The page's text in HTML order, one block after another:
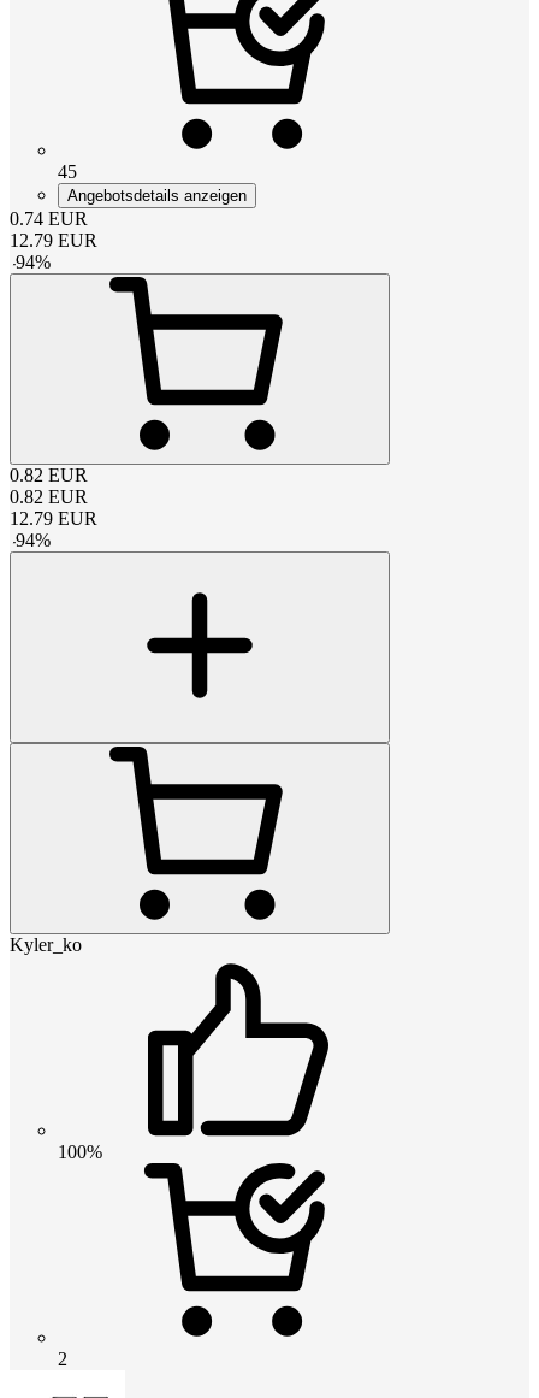
45
Angebotsdetails anzeigen
0.74 EUR
12.79 EUR
-94%
0.82 EUR
0.82 EUR
12.79 EUR
-94%
Kyler_ko
100%
2